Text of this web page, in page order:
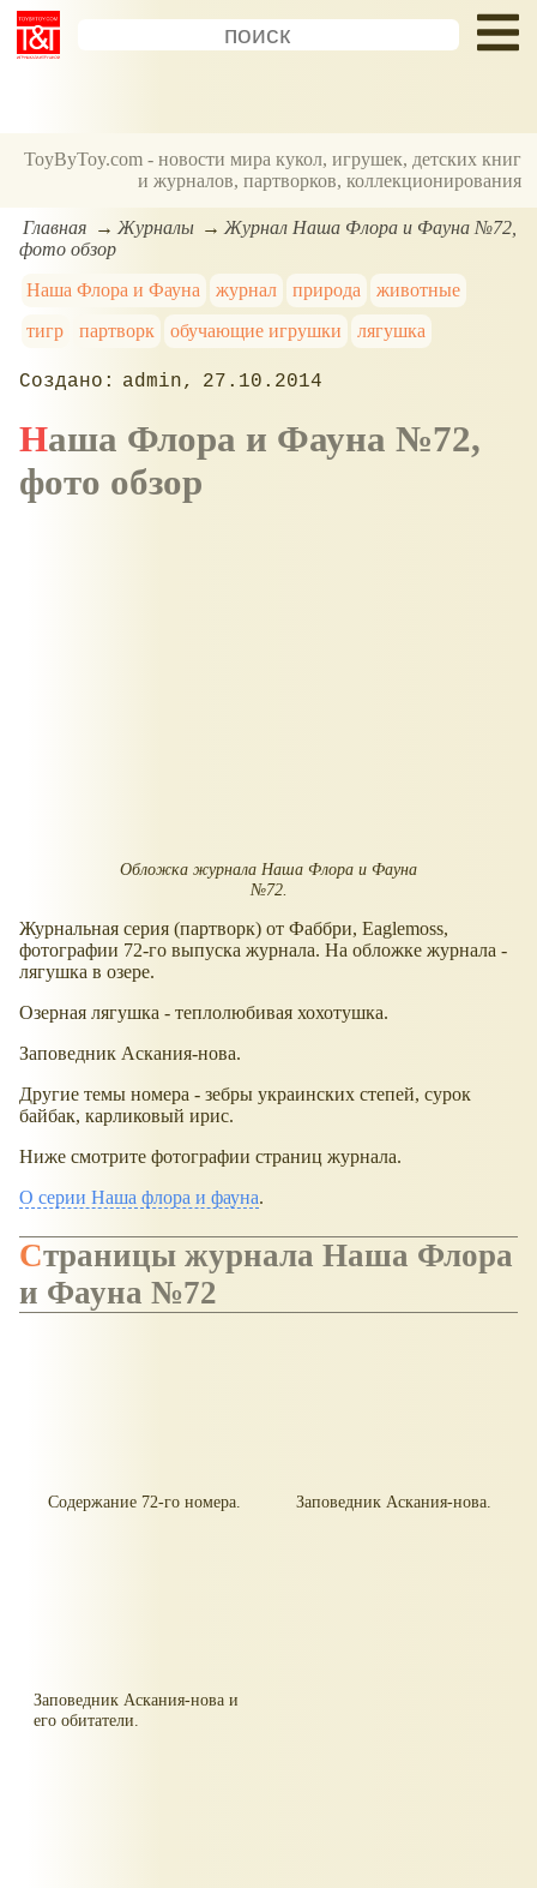
ToyByToy.com - новости мира кукол, игрушек, детских книг
и журналов, партворков, коллекционирования
Главная Журналы
Журнал Наша Флора и Фауна №72,
фото обзор
Наша Флора и Фауна
журнал природа
животные
тигр
партворк обучающие игрушки лягушка
admin 27.10.2014
Наша Флора и Фауна №72,
фото обзор
Обложка журнала Наша Флора и Фауна
№72.
Журнальная серия (партворк) от Фаббри, Eaglemoss,
фотографии 72-го выпуска журнала. На обложке журнала -
лягушка в озере.
Озерная лягушка - теплолюбивая хохотушка.
Заповедник Аскания-нова.
Другие темы номера - зебры украинских степей, сурок
байбак, карликовый ирис.
Ниже смотрите фотографии страниц журнала.
О серии Наша флора и фауна.
Страницы журнала Наша Флора
и Фауна №72
Содержание 72-го номера. Заповедник Аскания-нова.
Заповедник Аскания-нова и
его обитатели.